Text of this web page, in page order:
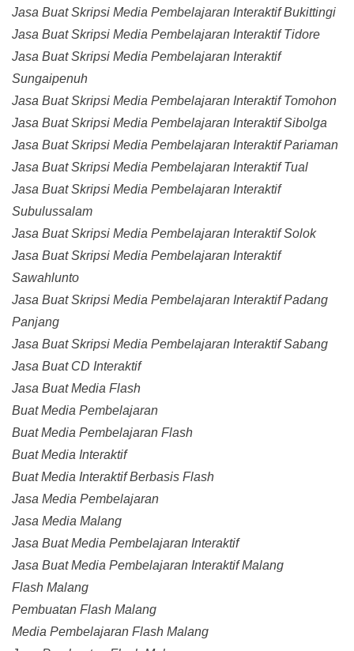
Jasa Buat Skripsi Media Pembelajaran Interaktif Bukittingi
Jasa Buat Skripsi Media Pembelajaran Interaktif Tidore
Jasa Buat Skripsi Media Pembelajaran Interaktif
Sungaipenuh
Jasa Buat Skripsi Media Pembelajaran Interaktif Tomohon
Jasa Buat Skripsi Media Pembelajaran Interaktif Sibolga
Jasa Buat Skripsi Media Pembelajaran Interaktif Pariaman
Jasa Buat Skripsi Media Pembelajaran Interaktif Tual
Jasa Buat Skripsi Media Pembelajaran Interaktif
Subulussalam
Jasa Buat Skripsi Media Pembelajaran Interaktif Solok
Jasa Buat Skripsi Media Pembelajaran Interaktif
Sawahlunto
Jasa Buat Skripsi Media Pembelajaran Interaktif Padang
Panjang
Jasa Buat Skripsi Media Pembelajaran Interaktif Sabang
Jasa Buat CD Interaktif
Jasa Buat Media Flash
Buat Media Pembelajaran
Buat Media Pembelajaran Flash
Buat Media Interaktif
Buat Media Interaktif Berbasis Flash
Jasa Media Pembelajaran
Jasa Media Malang
Jasa Buat Media Pembelajaran Interaktif
Jasa Buat Media Pembelajaran Interaktif Malang
Flash Malang
Pembuatan Flash Malang
Media Pembelajaran Flash Malang